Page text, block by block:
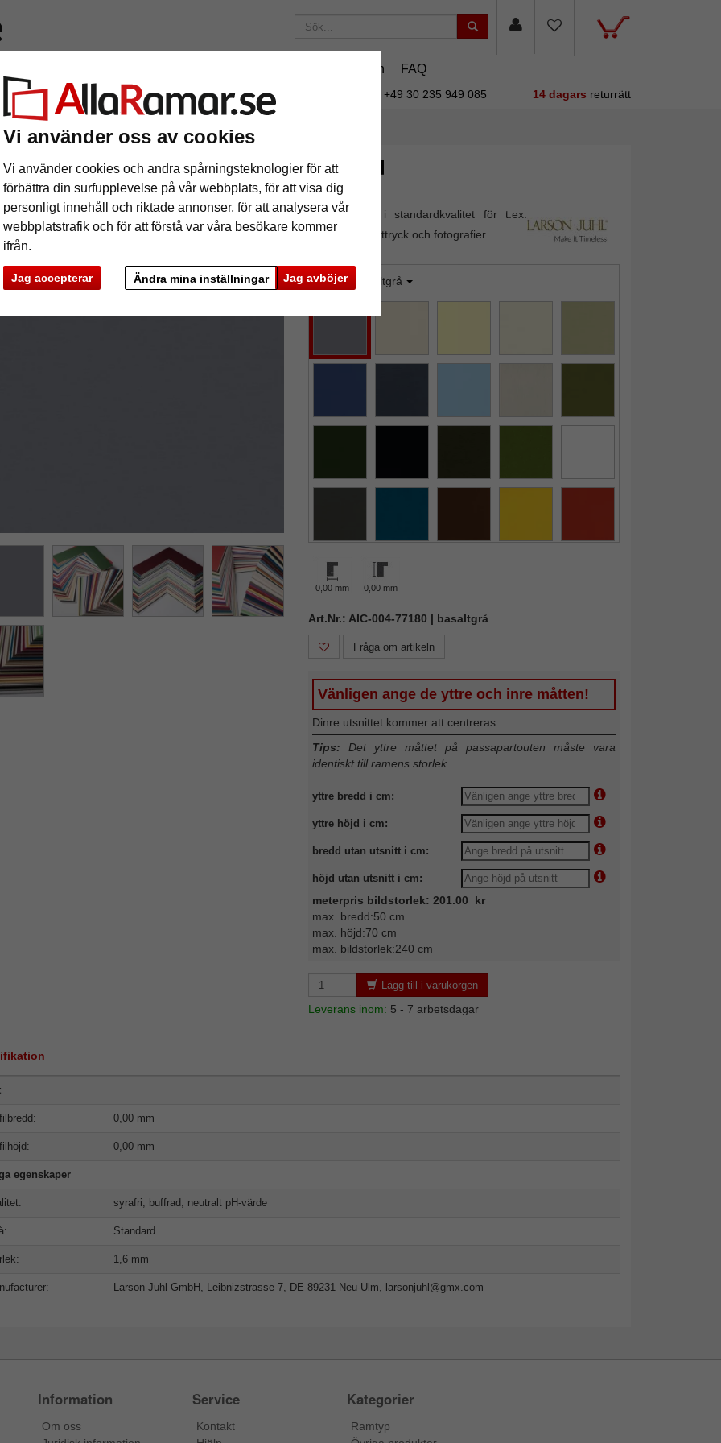
Vi använder oss av cookies
Vi använder cookies och andra spårningsteknologier för att
förbättra din surfupplevelse på vår webbplats, för att visa dig
personligt innehåll och riktade annonser, för att analysera vår
webbplatstrafik och för att förstå var våra besökare kommer
ifrån.
Jag accepterar Jag avböjer
Ändra mina inställningar
Magasin FAQ
195 kr i leveranskostnad.Oavsett hur mycket du beställer. +49 30 235 949 085 14 dagars returrätt
1,6 mm WhiteCore passepartout måttbeställd
mm WhiteCore passepartout måttbeställd
Preview
Passepartout i standardkvalitet för t.ex.
affischer, konsttryck och fotografier.
färg: basaltgrå
0,00 mm 0,00 mm
Art.Nr.: AIC-004-77180 | basaltgrå
Fråga om artikeln
Vänligen ange de yttre och inre måtten!
Dinre utsnittet kommer att centreras.
Tips: Det yttre måttet på passapartouten måste vara
identiskt till ramens storlek.
yttre bredd i cm:
yttre höjd i cm:
bredd utan utsnitt i cm:
höjd utan utsnitt i cm:
meterpris bildstorlek: 201.00 kr
max. bredd:50 cm
max. höjd:70 cm
max. bildstorlek:240 cm
Lägg till i varukorgen
Leverans inom: 5 - 7 arbetsdagar
0,00 mm
0,00 mm
egenskaper
syrafri, buffrad, neutralt pH-värde
Standard
1,6 mm
Larson-Juhl GmbH, Leibnizstrasse 7, DE 89231 Neu-Ulm, larsonjuhl@gmx.com
Information
Om oss
Service
Kontakt
Kategorier
Ramtyp